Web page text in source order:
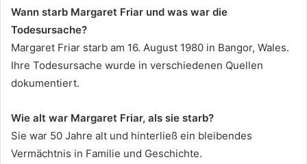
Wann starb Margaret Friar und was war die
Todesursache?
Margaret Friar starb am 16. August 1980 in Bangor, Wales.
Ihre Todesursache wurde in verschiedenen Quellen
dokumentiert.
Wie alt war Margaret Friar, als sie starb?
Sie war 50 Jahre alt und hinterließ ein bleibendes
Vermächtnis in Familie und Geschichte.